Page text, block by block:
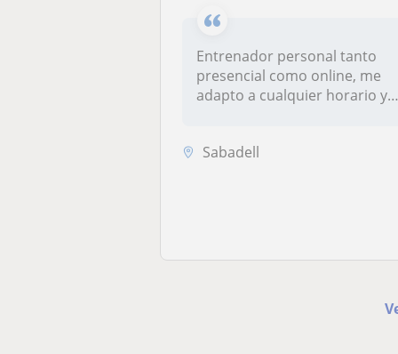
Entrenador personal tanto
presencial como online, me
adapto a cualquier horario y
Sabadell